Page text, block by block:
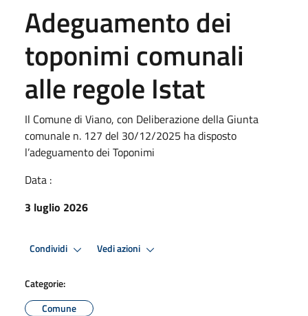
Adeguamento dei
toponimi comunali
alle regole Istat
Il Comune di Viano, con Deliberazione della Giunta
comunale n. 127 del 30/12/2025 ha disposto
l’adeguamento dei Toponimi
Data :
3 luglio 2026
Condividi Vedi azioni
Categorie:
Comune